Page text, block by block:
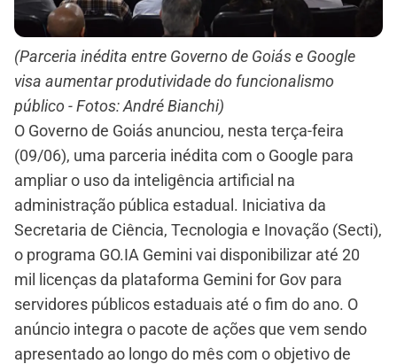
(Parceria inédita entre Governo de Goiás e Google
visa aumentar produtividade do funcionalismo
público - Fotos: André Bianchi)
O Governo de Goiás anunciou, nesta terça-feira
(09/06), uma parceria inédita com o Google para
ampliar o uso da inteligência artificial na
administração pública estadual. Iniciativa da
Secretaria de Ciência, Tecnologia e Inovação (Secti),
o programa GO.IA Gemini vai disponibilizar até 20
mil licenças da plataforma Gemini for Gov para
servidores públicos estaduais até o fim do ano. O
anúncio integra o pacote de ações que vem sendo
apresentado ao longo do mês com o objetivo de